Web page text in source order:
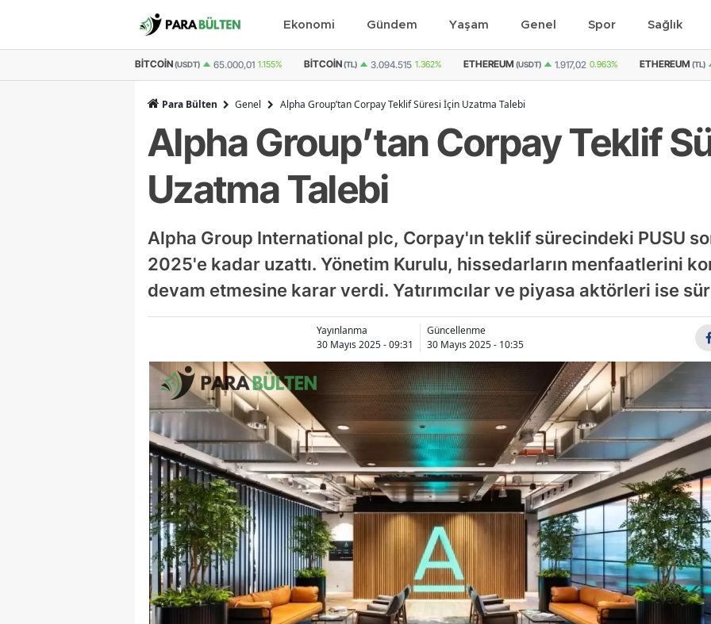
Ekonomi Gündem Yaşam Genel Spor Sağlık
65.000,01 1.155% BITCOIN(TL) 3.094.515 1.362% ETHEREUM(USDT) 1.917,02 0.963% ETHEREUM(TL) 91.262 1.186% GRAM
Para Bülten Genel Alpha Group’tan Corpay Teklif Süresi İçin Uzatma Talebi
Alpha Group’tan Corpay Teklif
Uzatma Talebi
Alpha Group International plc, Corpay'ın teklif sürecindeki PUSU
2025'e kadar uzattı. Yönetim Kurulu, hissedarların menfaatlerini
devam etmesine karar verdi. Yatırımcılar ve piyasa aktörleri ise
Yayınlanma
30 Mayıs 2025 - 09:31
Güncellenme
30 Mayıs 2025 - 10:35